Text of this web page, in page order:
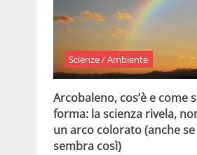
Scienze / Ambiente
Arcobaleno, cos’è e come
forma: la scienza rivela,
un arco colorato (anche
sembra così)